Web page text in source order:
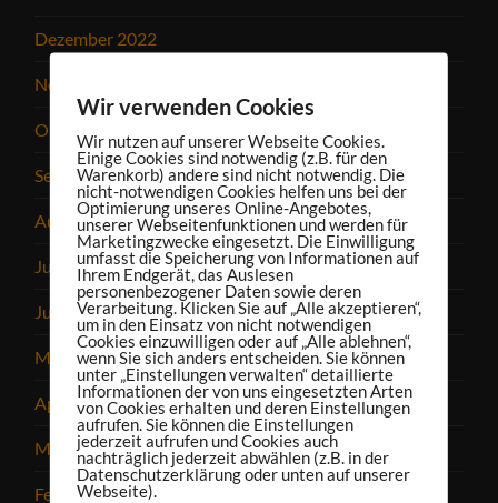
Dezember 2022
November 2022
Oktober 2022
September 2022
August 2022
Juli 2022
Juni 2022
Mai 2022
April 2022
März 2022
Februar 2022
Wir verwenden Cookies
Wir nutzen auf unserer Webseite Cookies.
Einige Cookies sind notwendig (z.B. für den
Warenkorb) andere sind nicht notwendig. Die
nicht-notwendigen Cookies helfen uns bei der
Optimierung unseres Online-Angebotes,
unserer Webseitenfunktionen und werden für
Marketingzwecke eingesetzt. Die Einwilligung
umfasst die Speicherung von Informationen auf
Ihrem Endgerät, das Auslesen
personenbezogener Daten sowie deren
Verarbeitung. Klicken Sie auf „Alle akzeptieren“,
um in den Einsatz von nicht notwendigen
Cookies einzuwilligen oder auf „Alle ablehnen“,
wenn Sie sich anders entscheiden. Sie können
unter „Einstellungen verwalten“ detaillierte
Informationen der von uns eingesetzten Arten
von Cookies erhalten und deren Einstellungen
aufrufen. Sie können die Einstellungen
jederzeit aufrufen und Cookies auch
nachträglich jederzeit abwählen (z.B. in der
Datenschutzerklärung oder unten auf unserer
Webseite).